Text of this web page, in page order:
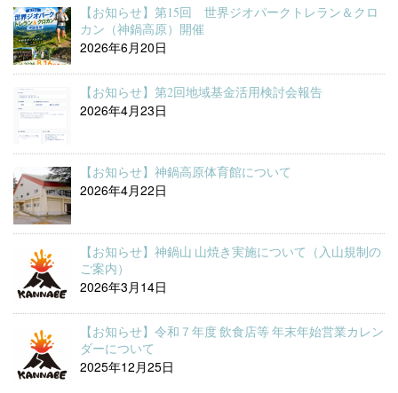
【お知らせ】第15回 世界ジオパークトレラン＆クロ
カン（神鍋高原）開催
2026年6月20日
【お知らせ】第2回地域基金活用検討会報告
2026年4月23日
【お知らせ】神鍋高原体育館について
2026年4月22日
【お知らせ】神鍋山 山焼き実施について（入山規制の
ご案内）
2026年3月14日
【お知らせ】令和７年度 飲食店等 年末年始営業カレン
ダーについて
2025年12月25日